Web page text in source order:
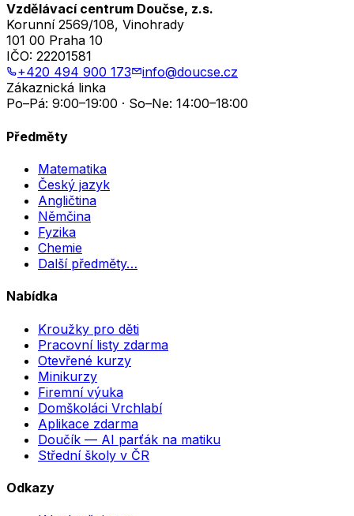
Vzdělávací centrum Doučse, z.s.
Korunní 2569/108, Vinohrady
101 00 Praha 10
IČO: 22201581
+420 494 900 173
info@doucse.cz
Zákaznická linka
Po–Pá: 9:00–19:00 · So–Ne: 14:00–18:00
Předměty
Matematika
Český jazyk
Angličtina
Němčina
Fyzika
Chemie
Další předměty…
Nabídka
Kroužky pro děti
Pracovní listy zdarma
Otevřené kurzy
Minikurzy
Firemní výuka
Domškoláci Vrchlabí
Aplikace zdarma
Doučík — AI parťák na matiku
Střední školy v ČR
Odkazy